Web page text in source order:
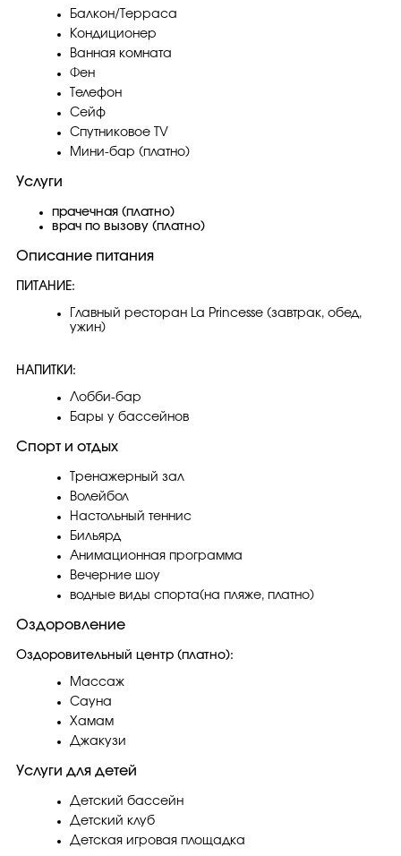
Балкон/Терраса
Кондиционер
Ванная комната
Фен
Телефон
Сейф
Спутниковое TV
Мини-бар (платно)
Услуги
прачечная (платно)
врач по вызову (платно)
Описание питания
ПИТАНИЕ:
Главный ресторан La Princesse (завтрак, обед,
ужин)
НАПИТКИ:
Лобби-бар
Бары у бассейнов
Спорт и отдых
Тренажерный зал
Волейбол
Настольный теннис
Бильярд
Анимационная программа
Вечерние шоу
водные виды спорта(на пляже, платно)
Оздоровление
Оздоровительный центр (платно):
Массаж
Сауна
Хамам
Джакузи
Услуги для детей
Детский бассейн
Детский клуб
Детская игровая площадка